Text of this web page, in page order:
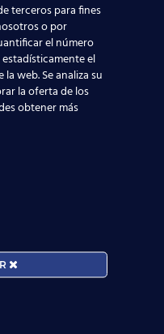
6 millones de
para quienes
terceros para fines
o por
el número
el
web. Se analiza su
la oferta de los
obtener más